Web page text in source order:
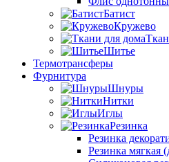
Батист
Кружево
Шитье
Термотрансферы
Фурнитура
Шнуры
Нитки
Иглы
Резинка
Резинка
Резинка мягкая